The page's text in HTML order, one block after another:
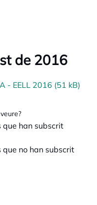
de 2016
- EELL 2016 (51 kB)
que han subscrit
que no han subscrit